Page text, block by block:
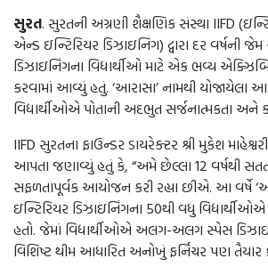
સુરત. સુરતની અગ્રણી શૈક્ષણિક સંસ્થા IIFD
એન્ડ ઇન્ટિરિયર ડિઝાઇનિંગ) દ્વારા દર વર્ષની
ડિઝાઇનિંગના વિદ્યાર્થીઓ માટે એક ભવ્ય
કરવામાં આવ્યું હતું. ‘આરાસા’ નામથી યોજાયેલા આ
વિદ્યાર્થીઓએ પોતાની અદભુત સર્જનાત્મકતા અને
IIFD સુરતના ફાઉન્ડર ડાયરેક્ટર શ્રી મુકેશ
આપતા જણાવ્યું હતું કે, “અમે છેલ્લા 12 વર્ષથી
સફળતાપૂર્વક આયોજન કરી રહ્યા છીએ. આ વર્ષે
ઇન્ટિરિયર ડિઝાઇનિંગના 50થી વધુ
હતો. જેમાં વિદ્યાર્થીઓએ અલગ-અલગ સ્પેસ
વિશિષ્ટ થીમ આધારિત અનોખું ફર્નિચર પણ તૈયાર